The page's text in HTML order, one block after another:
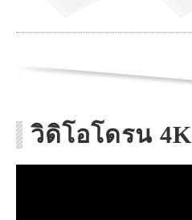
วิดิโอโดรน 4K